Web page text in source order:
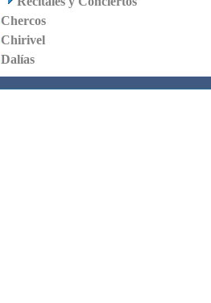
Chercos
Chirivel
Dalías